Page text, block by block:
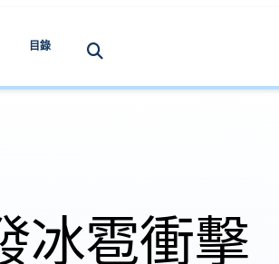
目錄
冰雹衝擊